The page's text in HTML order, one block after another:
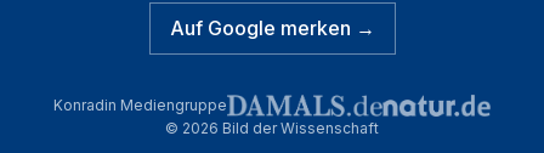
Auf Google merken →
Konradin Mediengruppe
© 2026 Bild der Wissenschaft